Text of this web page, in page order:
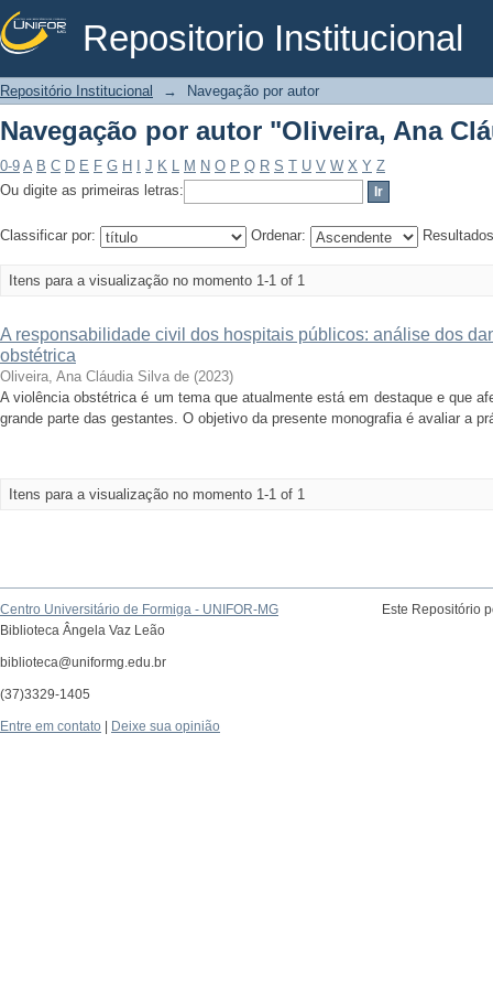
Repositorio Institucional
Navegação por autor "Oliveira, Ana
Repositório Institucional → Navegação por autor
Navegação por autor "Oliveira, Ana
0-9 A B C D E F G H J K L M N O P Q R S T U V W X Y Z
Ou digite as primeiras letras:
Classificar por: Ordenar:
Itens para a visualização no momento 1-1 of 1
A responsabilidade civil dos hospitais públicos: análise dos
obstétrica
Oliveira, Ana Cláudia Silva de (2023)
A violência obstétrica é um tema que atualmente está em destaque e que
grande parte das gestantes. O objetivo da presente monografia é avaliar a
Itens para a visualização no momento 1-1 of 1
Centro Universitário de Formiga - UNIFOR-MG
Biblioteca Ângela Vaz Leão
biblioteca@uniformg.edu.br
(37)3329-1405
Este Repositório
Entre em contato Deixe sua opinião